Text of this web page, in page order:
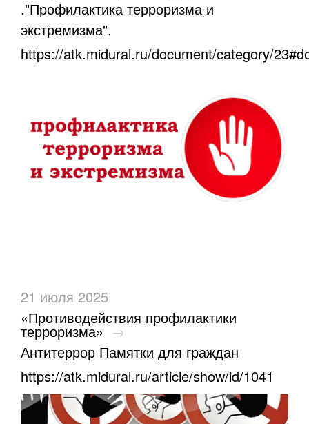
."Профилактика терроризма и
экстремизма".
https://atk.midural.ru/document/category/
21 июля 2025
«Противодействия профилактики
терроризма» →
Антитеррор Памятки для граждан
https://atk.midural.ru/article/show/id/1041